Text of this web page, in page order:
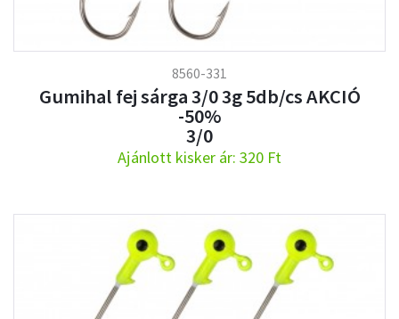
8560-331
Gumihal fej sárga 3/0 3g 5db/cs AKCIÓ
-50%
3/0
Ajánlott kisker ár: 320 Ft